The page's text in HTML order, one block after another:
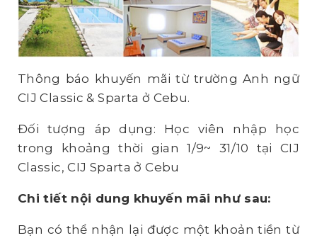
Thông báo khuyến mãi từ trường Anh ngữ
CIJ Classic & Sparta ở Cebu.
Đối tượng áp dụng: Học viên nhập học
trong khoảng thời gian 1/9~ 31/10 tại CIJ
Classic, CIJ Sparta ở Cebu
Chi tiết nội dung khuyến mãi như sau:
Bạn có thể nhận lại được một khoản tiền từ